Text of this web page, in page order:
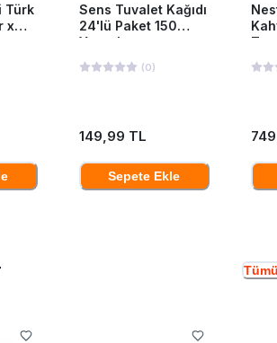
Türk
x
Sens Tuvalet Kağıdı
24'lü Paket 150
Yaprak
(0)
149,99 TL
Sepete Ekle